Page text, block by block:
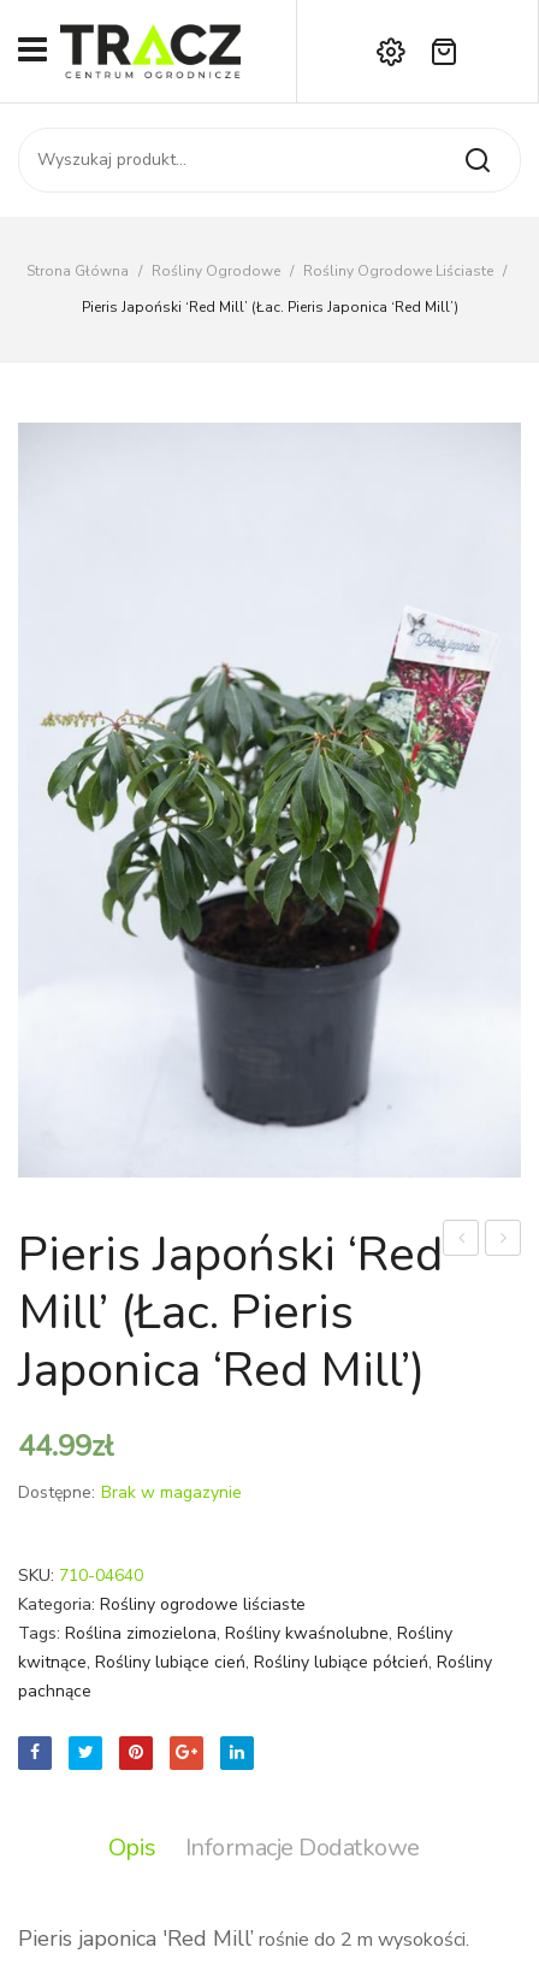
START
SKLEP
AKTUALNOŚCI
Kontakt
Brak produktów w koszyku.
Strona Główna / Rośliny Ogrodowe / Rośliny Ogrodowe Liściaste /
Pieris Japoński ‘Red Mill’ (łac. Pieris Japonica ‘Red Mill’)
Pieris Japoński ‘Red
Mill’ (łac. Pieris
Japonica ‘Red Mill’)
44.99zł
Dostępne: Brak w magazynie
SKU: 710-04640
Kategoria: Rośliny ogrodowe liściaste
Tags: Roślina zimozielona, Rośliny kwaśnolubne, Rośliny
kwitnące, Rośliny lubiące cień, Rośliny lubiące półcień, Rośliny
pachnące
Opis Informacje Dodatkowe
Pieris japonica 'Red Mill’ rośnie do 2 m wysokości.